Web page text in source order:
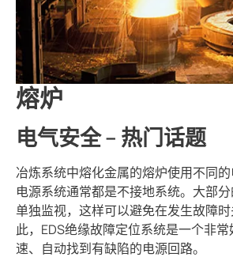
电动汽车
数据中心
采矿
熔炉
电气安全 – 热门话题
冶炼系统中熔化金属的熔炉使用不同的
电源系统通常都是不接地系统。大部
单独监视，这样可以避免在发生故障
此，EDS绝缘故障定位系统是一个非
速、自动找到有缺陷的电源回路。